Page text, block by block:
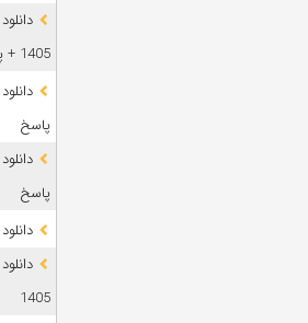
1405 + پاسخ
پاسخ
پاسخ
دانلود
1405